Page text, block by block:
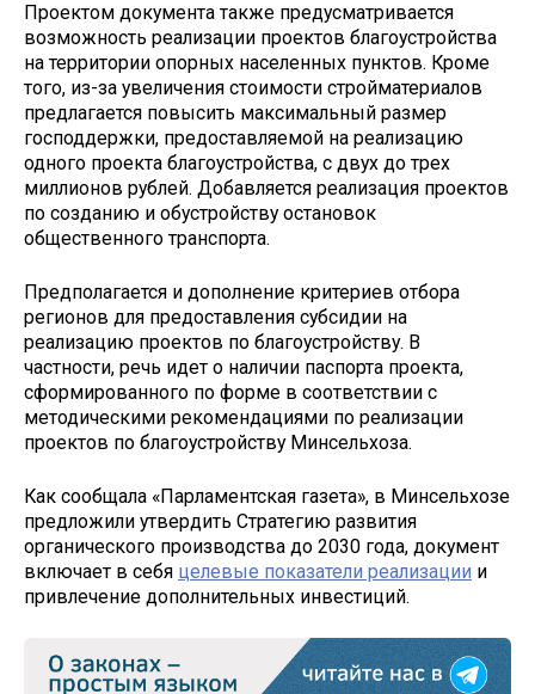
Проектом документа также предусматривается
возможность реализации проектов благоустройства
на территории опорных населенных пунктов. Кроме
того, из-за увеличения стоимости стройматериалов
предлагается повысить максимальный размер
господдержки, предоставляемой на реализацию
одного проекта благоустройства, с двух до трех
миллионов рублей. Добавляется реализация проектов
по созданию и обустройству остановок
общественного транспорта.
Предполагается и дополнение критериев отбора
регионов для предоставления субсидии на
реализацию проектов по благоустройству. В
частности, речь идет о наличии паспорта проекта,
сформированного по форме в соответствии ‎с
методическими рекомендациями по реализации
проектов ‎по благоустройству Минсельхоза.
Как сообщала «Парламентская газета», в Минсельхозе
предложили утвердить Стратегию развития
органического производства до 2030 года, документ
включает в себя целевые показатели реализации и
привлечение дополнительных инвестиций.